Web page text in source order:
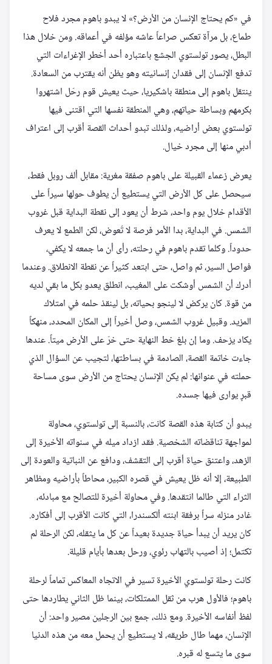
في «كم يحتاج الإنسان من الأرض؟» لا يبدو باهوم مجرد فلاح
طماع، بل مرآة تعكس صراعاً عاشه مؤلفه في أعماقه. ومن خلال هذا
البطل، يصور تولستوي الجشع باعتباره أحد أخطر الإغراءات التي
تدفع الإنسان إلى فقدان إنسانيته وهو يظن أنه يقترب من السعادة.
ينتقل باهوم إلى منطقة باشكيريا، حيث يعيش قوم رحّل اشتهروا
بكرمهم وبساطة حياتهم، وهي المنطقة نفسها التي اقتنى فيها
تولستوي بعض أراضيه، ولذلك تبدو أحداث القصة أقرب إلى اعتراف
أدبي منها إلى مجرد خيال.
يعرض زعماء القبيلة على باهوم صفقة مغرية: مقابل ألف روبل فقط،
سيحصل على كل الأرض التي يستطيع أن يطوف حولها سيراً على
الأقدام خلال يوم واحد، شرط أن يعود إلى نقطة البداية قبل غروب
الشمس. في البداية، بدا الأمر فرصة لا تُعوض، لكن الطمع لا يعرف
حدوداً. وكلما تقدم باهوم في رحلته، رأى أن ما جمعه لا يكفي،
فواصل السير، ثم واصل، حتى ابتعد كثيراً عن نقطة الانطلاق. وعندما
أدرك أن الشمس أوشكت على المغيب، انطلق يعدو بكل ما بقي لديه
من قوة. كان يركض لا لينجو بحياته، بل لينقذ حلمه في امتلاك
المزيد. وقبيل غروب الشمس، وصل أخيراً إلى المكان المحدد، منهكاً
يكاد يزحف. وما إن بلغ خط النهاية حتى خرّ على الأرض ميتاً. عندها
جاءت خاتمة القصة، الصادمة في بساطتها، لتجيب عن السؤال الذي
حملته في عنوانها: لم يكن الإنسان يحتاج من الأرض سوى مساحة
قبرٍ يوارى فيها جسده.
يبدو أن كتابة هذه القصة كانت، بالنسبة إلى تولستوي، محاولة
لمواجهة تناقضاته الشخصية. فقد ازداد ميله في سنواته الأخيرة إلى
الزهد، واعتنق حياة أقرب إلى التقشف، ودافع عن النباتية والعودة إلى
الطبيعة، إلا أنه ظل يعيش في قصره الكبير، محاطاً بأراضيه ومظاهر
الثراء التي طالما انتقدها. وفي محاولة أخيرة للتصالح مع مبادئه،
غادر منزله سراً برفقة ابنته ألكسندرا، التي كانت الأقرب إلى أفكاره.
كان يريد أن يبدأ حياة جديدة بعيداً عن كل ما يثقله، لكن الرحلة لم
تكتمل؛ إذ أصيب بالتهاب رئوي، ورحل بعدها بأيام قليلة.
كانت رحلة تولستوي الأخيرة تسير في الاتجاه المعاكس تماماً لرحلة
باهوم؛ فالأول هرب من ثقل الممتلكات، بينما ظل الثاني يطاردها حتى
لفظ أنفاسه الأخيرة. ومع ذلك، جمع بين الرجلين مصير واحد: أن
الإنسان، مهما طال طريقه، لا يستطيع أن يحمل معه من هذه الدنيا
سوى ما يتسع له قبره.